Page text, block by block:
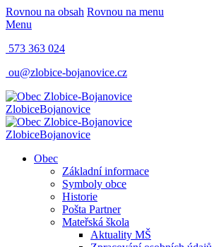
Rovnou na obsah Rovnou na menu
Menu
573 363 024
ou@zlobice-bojanovice.cz
ZlobiceBojanovice
ZlobiceBojanovice
Obec
Základní informace
Symboly obce
Historie
Pošta Partner
Mateřská škola
Aktuality MŠ